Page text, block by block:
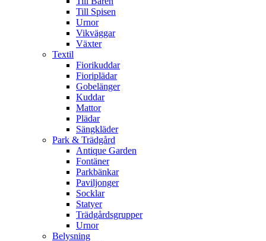
Till Spisen
Urnor
Vikväggar
Växter
Textil
Fiorikuddar
Fioriplädar
Gobelänger
Kuddar
Mattor
Plädar
Sängkläder
Park & Trädgård
Antique Garden
Fontäner
Parkbänkar
Paviljonger
Socklar
Statyer
Trädgårdsgrupper
Urnor
Belysning